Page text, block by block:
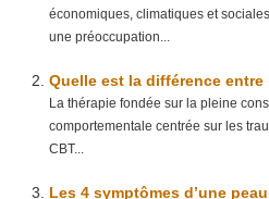
économiques, climatiques et
une préoccupation...
Quelle est la différence entre
La thérapie fondée sur la pleine
comportementale centrée sur les
CBT...
Les 4 symptômes d’une